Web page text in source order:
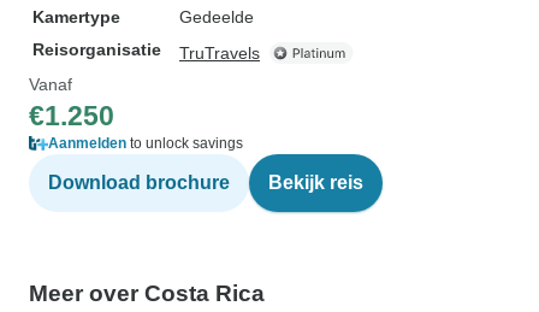
Kamertype
Gedeelde
Reisorganisatie
TruTravels
Vanaf
€1.250
Aanmelden to unlock savings
Download brochure Bekijk reis
Meer over Costa Rica